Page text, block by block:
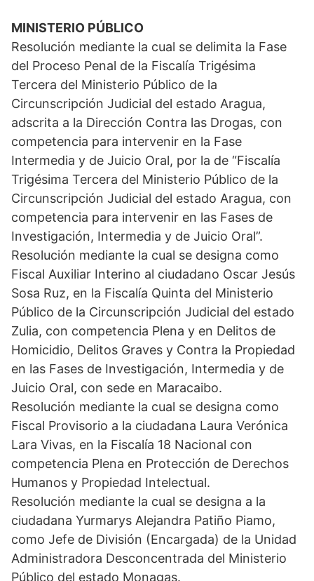
MINISTERIO PÚBLICO
Resolución mediante la cual se delimita la Fase
del Proceso Penal de la Fiscalía Trigésima
Tercera del Ministerio Público de la
Circunscripción Judicial del estado Aragua,
adscrita a la Dirección Contra las Drogas, con
competencia para intervenir en la Fase
Intermedia y de Juicio Oral, por la de “Fiscalía
Trigésima Tercera del Ministerio Público de la
Circunscripción Judicial del estado Aragua, con
competencia para intervenir en las Fases de
Investigación, Intermedia y de Juicio Oral”.
Resolución mediante la cual se designa como
Fiscal Auxiliar Interino al ciudadano Oscar Jesús
Sosa Ruz, en la Fiscalía Quinta del Ministerio
Público de la Circunscripción Judicial del estado
Zulia, con competencia Plena y en Delitos de
Homicidio, Delitos Graves y Contra la Propiedad
en las Fases de Investigación, Intermedia y de
Juicio Oral, con sede en Maracaibo.
Resolución mediante la cual se designa como
Fiscal Provisorio a la ciudadana Laura Verónica
Lara Vivas, en la Fiscalía 18 Nacional con
competencia Plena en Protección de Derechos
Humanos y Propiedad Intelectual.
Resolución mediante la cual se designa a la
ciudadana Yurmarys Alejandra Patiño Piamo,
como Jefe de División (Encargada) de la Unidad
Administradora Desconcentrada del Ministerio
Público del estado Monagas.